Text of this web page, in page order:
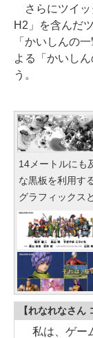
さらにツイッ
H2」を含んだ
「かいしんの
よる「かいし
う。
14メートルにも
な黒板を利用す
グラフィックス
【れなれなさん
私は、ゲー